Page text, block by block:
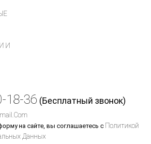
И
18-36 (Бесплатный звонок)
на сайте, вы соглашаетесь с Политикой
Данных